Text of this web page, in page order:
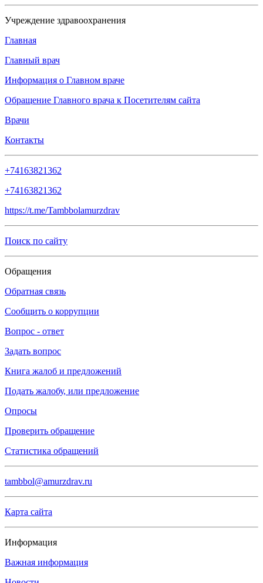
Учреждение здравоохранения
Главная
Главный врач
Информация о Главном враче
Обращение Главного врача к Посетителям сайта
Врачи
Контакты
+74163821362
+74163821362
https://t.me/Tambbolamurzdrav
Поиск по сайту
Обращения
Обратная связь
Сообщить о коррупции
Вопрос - ответ
Задать вопрос
Книга жалоб и предложений
Подать жалобу, или предложение
Опросы
Проверить обращение
Статистика обращений
tambbol@amurzdrav.ru
Карта сайта
Информация
Важная информация